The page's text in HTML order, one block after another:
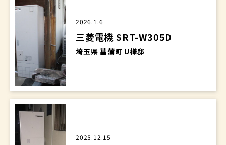
2026.1.6
三菱電機 SRT-W305D
埼玉県 菖蒲町 U様邸
2025.12.15